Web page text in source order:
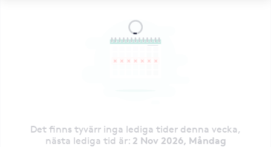
Det finns tyvärr inga lediga tider denna vecka,
nästa lediga tid är: 2 Nov 2026, Måndag